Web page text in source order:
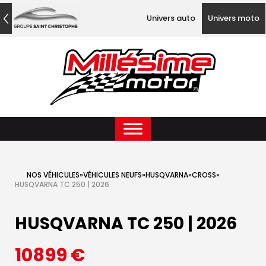
Univers auto Univers moto
NOS VÉHICULES»VÉHICULES NEUFS»HUSQVARNA»CROSS»
HUSQVARNA TC 250 | 2026
HUSQVARNA TC 250 | 2026
10899€